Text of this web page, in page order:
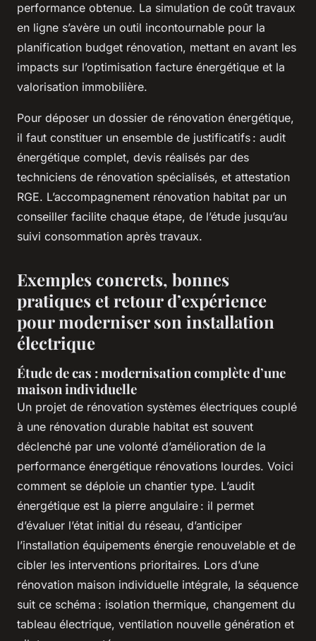
performance obtenue. La simulation de coût travaux
en ligne s’avère un outil incontournable pour la
planification budget rénovation, mettant en avant les
impacts sur l’optimisation facture énergétique et la
valorisation immobilière.
Pour déposer un dossier de rénovation énergétique,
il faut constituer un ensemble de justificatifs : audit
énergétique complet, devis réalisés par des
techniciens de rénovation spécialisés, et attestation
RGE. L’accompagnement rénovation habitat par un
conseiller facilite chaque étape, de l’étude jusqu’au
suivi consommation après travaux.
Exemples concrets, bonnes
pratiques et retour d’expérience
pour moderniser son installation
électrique
Étude de cas : modernisation complète d’une
maison individuelle
Un projet de rénovation systèmes électriques couplé
à une rénovation durable habitat est souvent
déclenché par une volonté d’amélioration de la
performance énergétique rénovations lourdes. Voici
comment se déploie un chantier type. L’audit
énergétique est la pierre angulaire : il permet
d’évaluer l’état initial du réseau, d’anticiper
l’installation équipements énergie renouvelable et de
cibler les interventions prioritaires. Lors d’une
rénovation maison individuelle intégrale, la séquence
suit ce schéma : isolation thermique, changement du
tableau électrique, ventilation nouvelle génération et